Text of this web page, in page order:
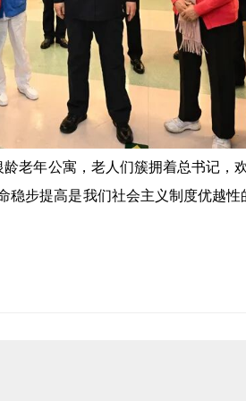
年公寓，老人们簇拥着总书记，
稳步提高是我们社会主义制度优越